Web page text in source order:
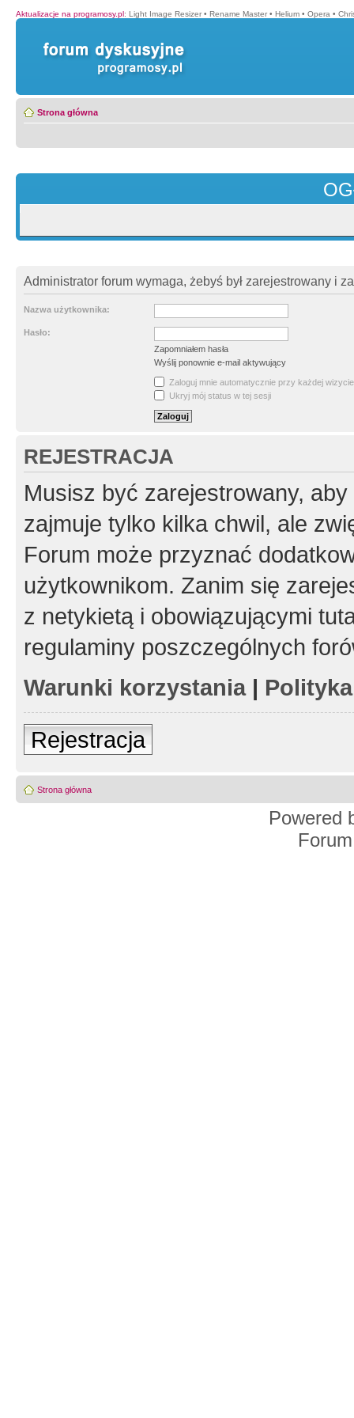
Aktualizacje na programosy.pl: Light Image Resizer • Rename Master • Helium • Opera •
Strona główna
Administrator forum wymaga, żebyś był zarejestrowany i
Nazwa użytkownika:
Hasło:
Zapomniałem hasła
Wyślij ponownie e-mail aktywujący
Zaloguj mnie automatycznie przy każdej wizycie
Ukryj mój status w tej sesji
REJESTRACJA
Musisz być zarejestrowany,
zajmuje tylko kilka chwil, ale
Forum może przyznać
użytkownikom. Zanim się
z netykietą i obowiązującymi
regulaminy poszczególnych
Warunki korzystania|
Rejestracja
Strona główna
Powered